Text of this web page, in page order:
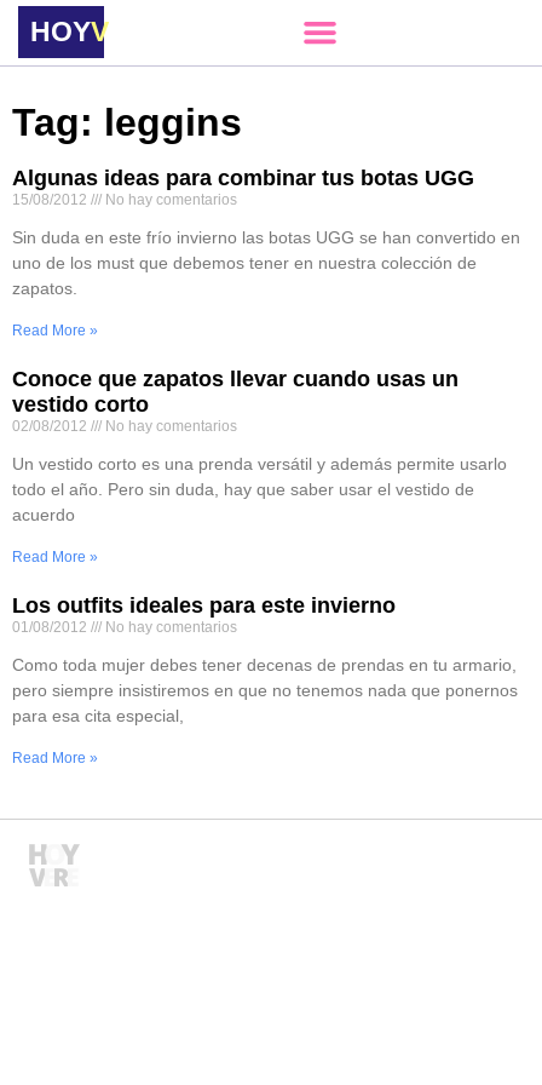
HOYVERE
Tag: leggins
Algunas ideas para combinar tus botas UGG
15/08/2012 No hay comentarios
Sin duda en este frío invierno las botas UGG se han convertido en
uno de los must que debemos tener en nuestra colección de
zapatos.
Read More »
Conoce que zapatos llevar cuando usas un
vestido corto
02/08/2012 No hay comentarios
Un vestido corto es una prenda versátil y además permite usarlo
todo el año. Pero sin duda, hay que saber usar el vestido de
acuerdo
Read More »
Los outfits ideales para este invierno
01/08/2012 No hay comentarios
Como toda mujer debes tener decenas de prendas en tu armario,
pero siempre insistiremos en que no tenemos nada que ponernos
para esa cita especial,
Read More »